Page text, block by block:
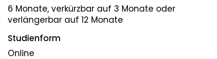
6 Monate, verkürzbar auf 3 Monate oder
verlängerbar auf 12 Monate
Studienform
Online